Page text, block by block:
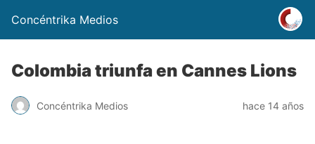
Concéntrika Medios
Colombia triunfa en Cannes Lions
Concéntrika Medios hace 14 años